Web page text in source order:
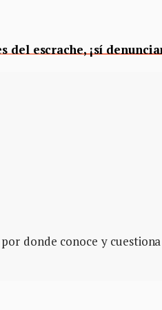
del escrache, ¡sí
donde conoce y